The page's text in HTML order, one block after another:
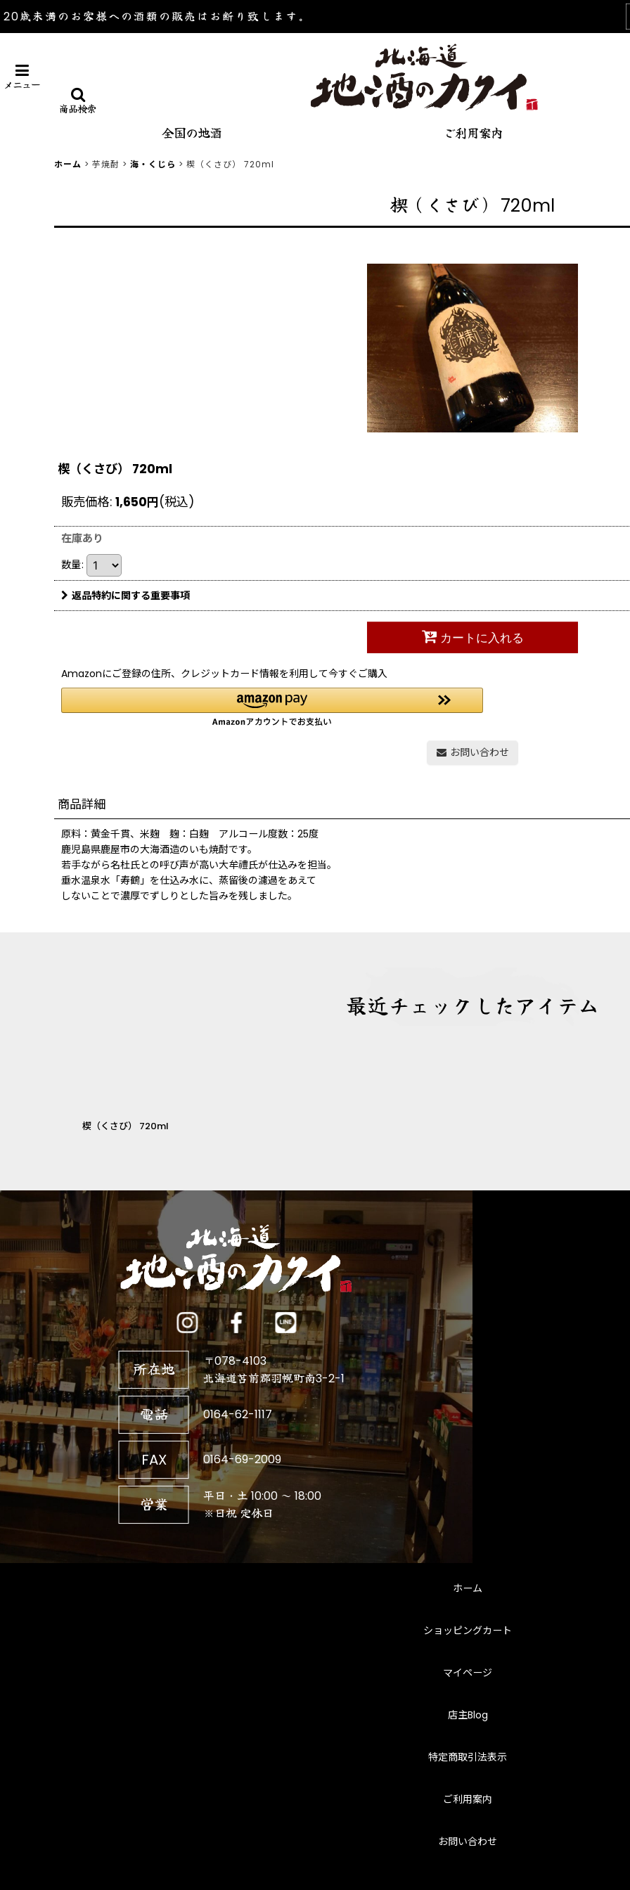
20歳未満のお客様への酒類の販売は お断り致します。
メニュー
全国の地酒 ご利用案内
商品検索
ホーム > 芋焼酎 > 海・くじら > 楔（くさび） 720ml
楔（くさび） 720ml
楔（くさび） 720ml
販売価格: 1,650円(税込)
在庫あり
数量:
返品特約に関する重要事項
カートに入れる
Amazonにご登録の住所、クレジットカード情報を利用して今すぐご購入
お問い合わせ
商品詳細
原料：黄金千貫、米麹 麹：白麹 アルコール度数：25度
鹿児島県鹿屋市の大海酒造のいも焼酎です。
若手ながら名杜氏との呼び声が高い大牟禮氏が仕込みを担当。
垂水温泉水「寿鶴」を仕込み水に、蒸留後の濾過をあえて
しないことで濃厚でずしりとした旨みを残しました。
最近チェックしたアイテム
楔（くさび） 720ml
所在地
〒078-4103
北海道苫前郡羽幌町南3-2-1
電話 0164-62-1117
FAX 0164-69-2009
営業
平日・土 10:00 ～ 18:00
※日祝 定休日
ホーム
ショッピングカート
マイページ
店主Blog
特定商取引法表示
ご利用案内
お問い合わせ